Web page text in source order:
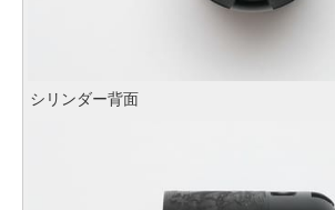
シリンダー背面